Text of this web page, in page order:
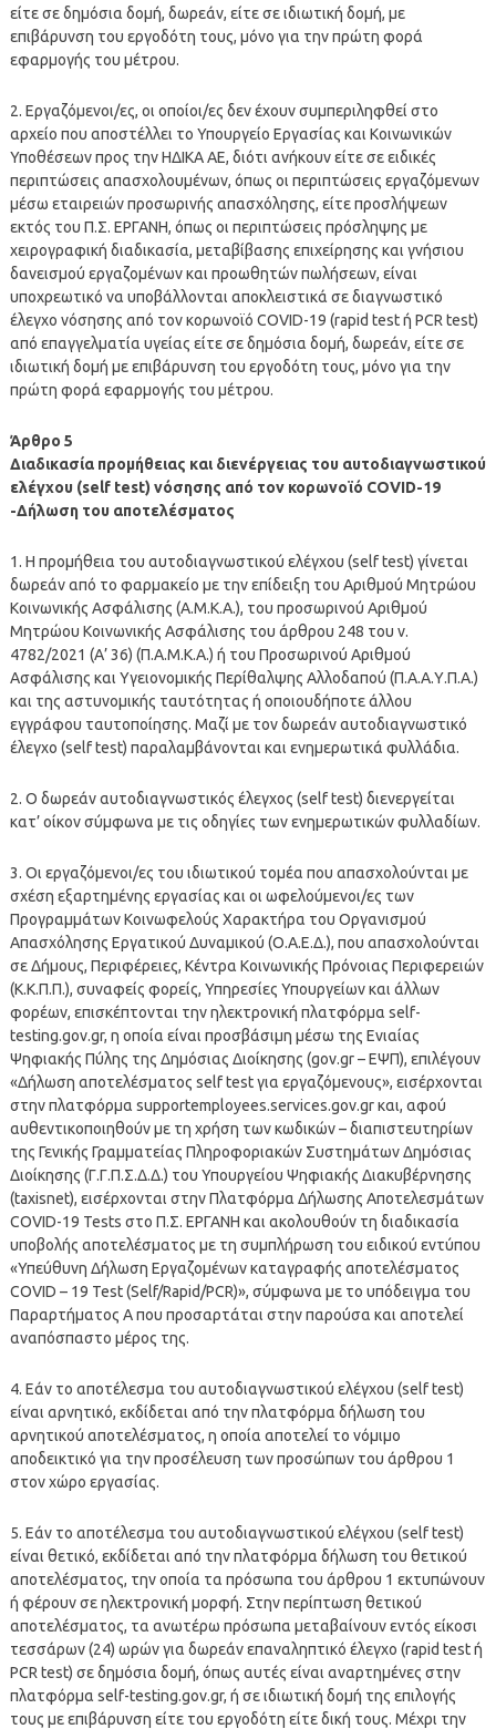
είτε σε δημόσια δομή, δωρεάν, είτε σε ιδιωτική δομή, με
επιβάρυνση του εργοδότη τους, μόνο για την πρώτη φορά
εφαρμογής του μέτρου.
2. Εργαζόμενοι/ες, οι οποίοι/ες δεν έχουν συμπεριληφθεί στο
αρχείο που αποστέλλει το Υπουργείο Εργασίας και Κοινωνικών
Υποθέσεων προς την ΗΔΙΚΑ ΑΕ, διότι ανήκουν είτε σε ειδικές
περιπτώσεις απασχολουμένων, όπως οι περιπτώσεις εργαζόμενων
μέσω εταιρειών προσωρινής απασχόλησης, είτε προσλήψεων
εκτός του Π.Σ. ΕΡΓΑΝΗ, όπως οι περιπτώσεις πρόσληψης με
χειρογραφική διαδικασία, μεταβίβασης επιχείρησης και γνήσιου
δανεισμού εργαζομένων και προωθητών πωλήσεων, είναι
υποχρεωτικό να υποβάλλονται αποκλειστικά σε διαγνωστικό
έλεγχο νόσησης από τον κορωνοϊό COVID-19 (rapid test ή PCR test)
από επαγγελματία υγείας είτε σε δημόσια δομή, δωρεάν, είτε σε
ιδιωτική δομή με επιβάρυνση του εργοδότη τους, μόνο για την
πρώτη φορά εφαρμογής του μέτρου.
Άρθρο 5
Διαδικασία προμήθειας και διενέργειας του αυτοδιαγνωστικού
ελέγχου (self test) νόσησης από τον κορωνοϊό COVID-19
-Δήλωση του αποτελέσματος
1. Η προμήθεια του αυτοδιαγνωστικού ελέγχου (self test) γίνεται
δωρεάν από το φαρμακείο με την επίδειξη του Αριθμού Μητρώου
Κοινωνικής Ασφάλισης (Α.Μ.Κ.Α.), του προσωρινού Αριθμού
Μητρώου Κοινωνικής Ασφάλισης του άρθρου 248 του ν.
4782/2021 (Α’ 36) (Π.Α.Μ.Κ.Α.) ή του Προσωρινού Αριθμού
Ασφάλισης και Υγειονομικής Περίθαλψης Αλλοδαπού (Π.Α.Α.Υ.Π.Α.)
και της αστυνομικής ταυτότητας ή οποιουδήποτε άλλου
εγγράφου ταυτοποίησης. Μαζί με τον δωρεάν αυτοδιαγνωστικό
έλεγχο (self test) παραλαμβάνονται και ενημερωτικά φυλλάδια.
2. Ο δωρεάν αυτοδιαγνωστικός έλεγχος (self test) διενεργείται
κατ’ οίκον σύμφωνα με τις οδηγίες των ενημερωτικών φυλλαδίων.
3. Οι εργαζόμενοι/ες του ιδιωτικού τομέα που απασχολούνται με
σχέση εξαρτημένης εργασίας και οι ωφελούμενοι/ες των
Προγραμμάτων Κοινωφελούς Χαρακτήρα του Οργανισμού
Απασχόλησης Εργατικού Δυναμικού (Ο.Α.Ε.Δ.), που απασχολούνται
σε Δήμους, Περιφέρειες, Κέντρα Κοινωνικής Πρόνοιας Περιφερειών
(Κ.Κ.Π.Π.), συναφείς φορείς, Υπηρεσίες Υπουργείων και άλλων
φορέων, επισκέπτονται την ηλεκτρονική πλατφόρμα self-
testing.gov.gr, η οποία είναι προσβάσιμη μέσω της Ενιαίας
Ψηφιακής Πύλης της Δημόσιας Διοίκησης (gov.gr – ΕΨΠ), επιλέγουν
«Δήλωση αποτελέσματος self test για εργαζόμενους», εισέρχονται
στην πλατφόρμα supportemployees.services.gov.gr και, αφού
αυθεντικοποιηθούν με τη χρήση των κωδικών – διαπιστευτηρίων
της Γενικής Γραμματείας Πληροφοριακών Συστημάτων Δημόσιας
Διοίκησης (Γ.Γ.Π.Σ.Δ.Δ.) του Υπουργείου Ψηφιακής Διακυβέρνησης
(taxisnet), εισέρχονται στην Πλατφόρμα Δήλωσης Αποτελεσμάτων
COVID-19 Tests στο Π.Σ. ΕΡΓΑΝΗ και ακολουθούν τη διαδικασία
υποβολής αποτελέσματος με τη συμπλήρωση του ειδικού εντύπου
«Υπεύθυνη Δήλωση Εργαζομένων καταγραφής αποτελέσματος
COVID – 19 Test (Self/Rapid/PCR)», σύμφωνα με το υπόδειγμα του
Παραρτήματος Α που προσαρτάται στην παρούσα και αποτελεί
αναπόσπαστο μέρος της.
4. Εάν το αποτέλεσμα του αυτοδιαγνωστικού ελέγχου (self test)
είναι αρνητικό, εκδίδεται από την πλατφόρμα δήλωση του
αρνητικού αποτελέσματος, η οποία αποτελεί το νόμιμο
αποδεικτικό για την προσέλευση των προσώπων του άρθρου 1
στον χώρο εργασίας.
5. Εάν το αποτέλεσμα του αυτοδιαγνωστικού ελέγχου (self test)
είναι θετικό, εκδίδεται από την πλατφόρμα δήλωση του θετικού
αποτελέσματος, την οποία τα πρόσωπα του άρθρου 1 εκτυπώνουν
ή φέρουν σε ηλεκτρονική μορφή. Στην περίπτωση θετικού
αποτελέσματος, τα ανωτέρω πρόσωπα μεταβαίνουν εντός είκοσι
τεσσάρων (24) ωρών για δωρεάν επαναληπτικό έλεγχο (rapid test ή
PCR test) σε δημόσια δομή, όπως αυτές είναι αναρτημένες στην
πλατφόρμα self-testing.gov.gr, ή σε ιδιωτική δομή της επιλογής
τους με επιβάρυνση είτε του εργοδότη είτε δική τους. Μέχρι την